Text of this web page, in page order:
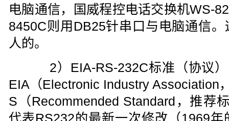
电脑通信，国威程控电话交换机WS-
8450C则用DB25针串口与电脑通信
人的。
2）EIA-RS-232C标准（协议）
EIA（Electronic Industry Association
S（Recommended Standard，推荐
代表RS232的最新一次修改（1969